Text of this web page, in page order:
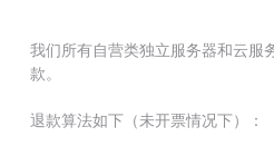
我们所有自营类独立服务器和云服
款。
退款算法如下（未开票情况下）：